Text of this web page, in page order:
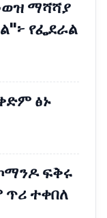
ማሻሻያ
የፌደራል
ፅኑ
ፍቅሩ
ተቀበለ